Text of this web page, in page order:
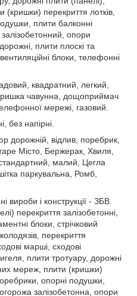
перекриття лотків,
плити балконні
залізобетонний, опори
плити плоскі та
блоки, телефонні
квадратний, легкий,
чавунна, дощоприймач
мережі, газовий.
без напірні.
дорожній, відлив, поребрик,
Місто, Бержерак, Хвиля,
малий, Цегла
паркувальна, Ромб,
вироби і конструкції - ЗБВ.
перекриття залізобетонні,
блоки, стрічковий
перекриття
марші, сходові
плити тротуару, дорожні
мереж, плити (кришки)
опорні подушки,
залізобетонна, опори